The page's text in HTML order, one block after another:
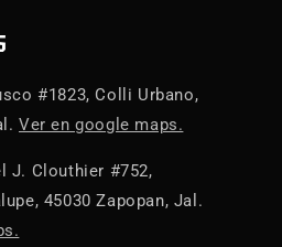
#1823, Colli Urbano,
Ver en google maps.
J. Clouthier #752,
45030 Zapopan, Jal.